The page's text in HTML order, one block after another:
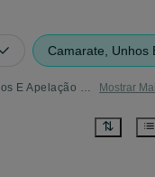
Camarate, Unhos
Anúncios Classificados em Camarate, Unhos E Apelação - tudo o que precisa Mostrar